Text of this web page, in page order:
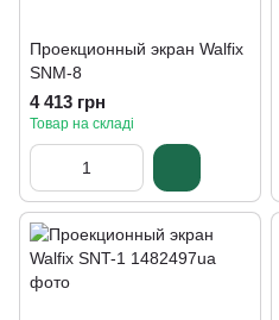
Проекционный экран Walfix
SNM-8
4 413 грн
Товар на складі